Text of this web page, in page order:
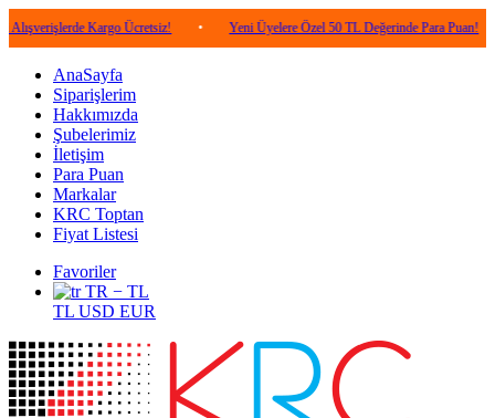
Kargo Ücretsiz! • Yeni Üyelere Özel 50 TL Değerinde Para Puan! •
AnaSayfa
Siparişlerim
Hakkımızda
Şubelerimiz
İletişim
Para Puan
Markalar
KRC Toptan
Fiyat Listesi
Favoriler
TR − TL
TL USD EUR